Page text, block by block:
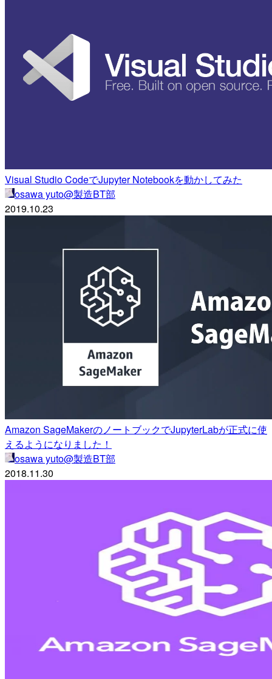
Visual Studio CodeでJupyter Notebookを動かしてみた
osawa yuto@製造BT部
2019.10.23
Amazon SageMakerのノートブックでJupyterLabが正式に使
えるようになりました！
osawa yuto@製造BT部
2018.11.30